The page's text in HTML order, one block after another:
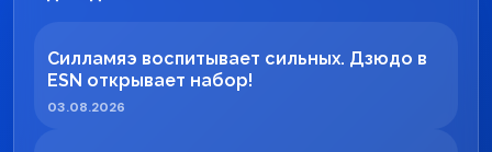
Силламяэ воспитывает сильных. Дзюдо в
ESN открывает набор!
03.08.2026